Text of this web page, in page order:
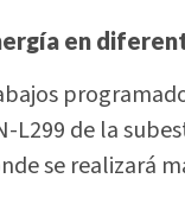
en
L299 de la
se realizará